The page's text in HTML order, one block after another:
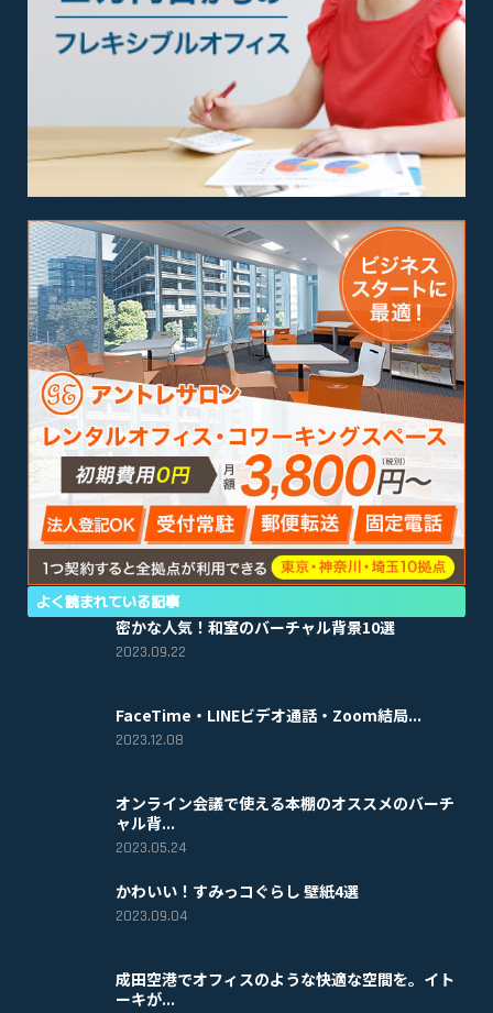
よく読まれている記事
密かな人気！和室のバーチャル背景10選
2023.09.22
FaceTime・LINEビデオ通話・Zoom結局...
2023.12.08
オンライン会議で使える本棚のオススメのバーチ
ャル背...
2023.05.24
かわいい！すみっコぐらし 壁紙4選
2023.09.04
成田空港でオフィスのような快適な空間を。イト
ーキが...